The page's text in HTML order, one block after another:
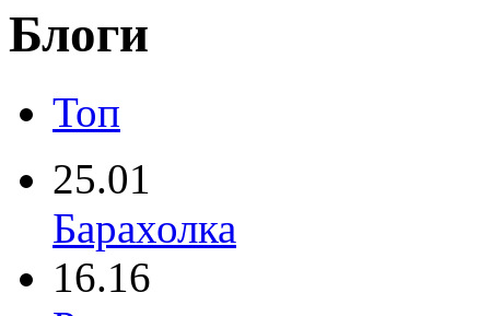
Блоги
Топ
25.01
Барахолка
16.16